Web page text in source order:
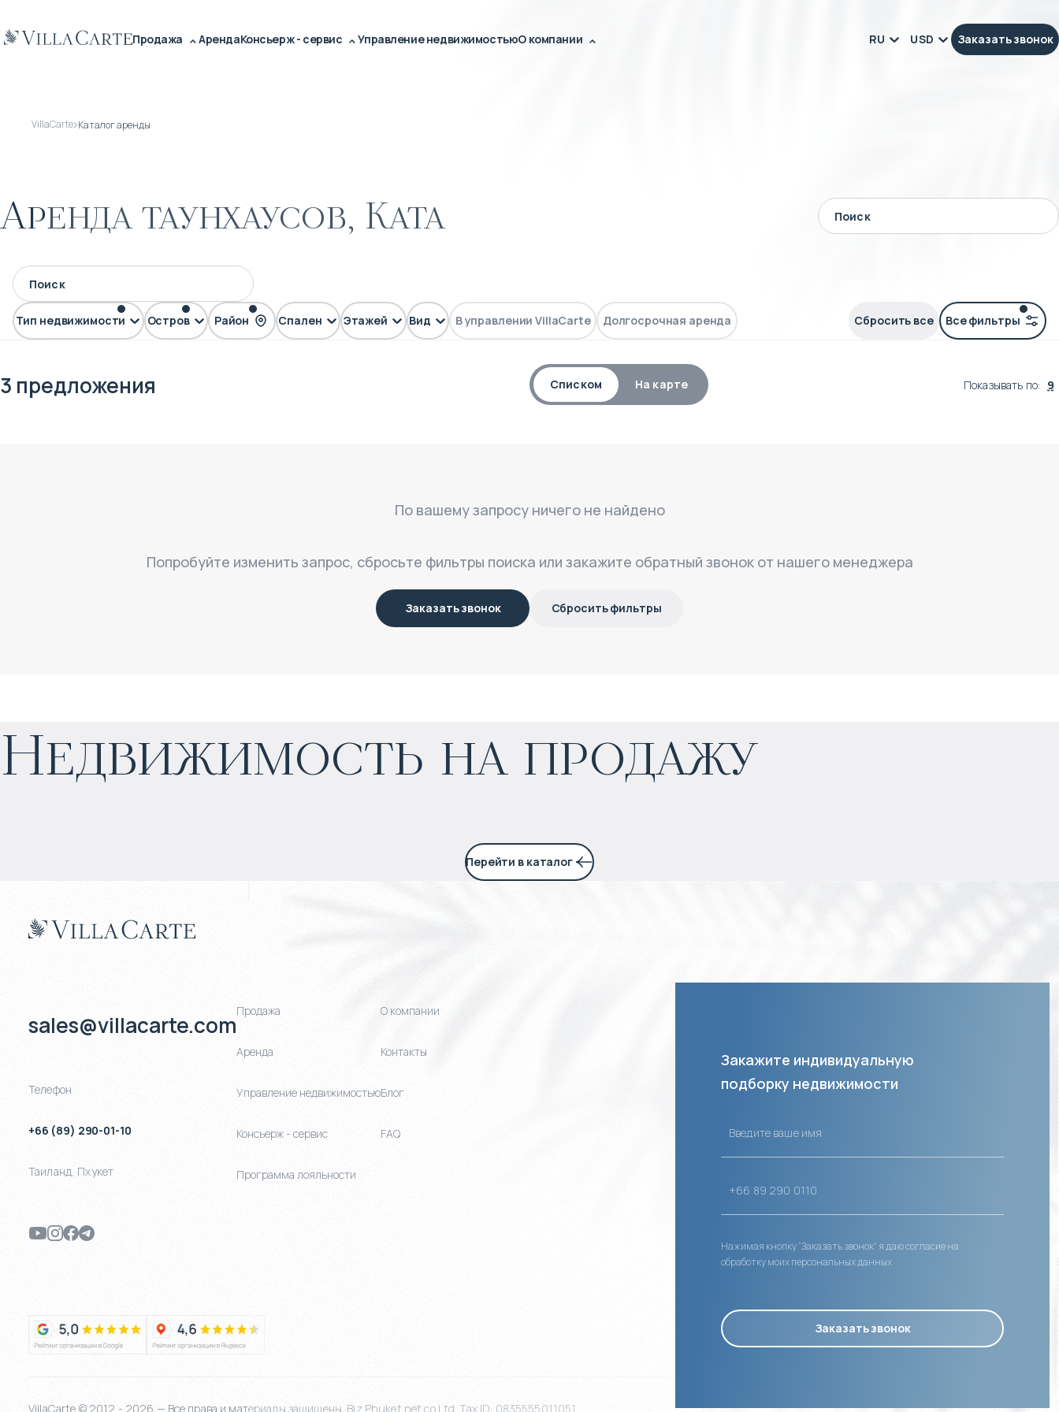
Продажа АрендаКонсьерж - сервис Управление недвижимостьюО компании RU USD Заказать звонок
VillaCarte Каталог аренды
Аренда таунхаусов, Ката
Тип недвижимости Остров Район Спален Этажей Вид В управлении VillaCarte Долгосрочная аренда Сбросить все Все фильтры
Таунхаус Пхукет Ката
3 предложения Списком На карте Показывать по: 9
По вашему запросу ничего не найдено
Попробуйте изменить запрос, сбросьте фильтры поиска или закажите обратный звонок от нашего менеджера
Заказать звонок Сбросить фильтры
Недвижимость на продажу
Прогнозируемый доход
4% годовых 6% годовых 7% годовых
Перейти в каталог
sales@villacarte.com
Телефон
+66 (89) 290-01-10
Таиланд, Пхукет
Продажа
Аренда
Управление недвижимостью
Консьерж - сервис
Программа лояльности
О компании
Контакты
Блог
FAQ
VillaCarte © 2012 - 2026 — Все права и материалы защищены. Biz Phuket.net co Ltd. Tax ID: 0835555011051
Закажите индивидуальную
подборку недвижимости
Нажимая кнопку “Заказать звонок” я даю согласие на
обработку моих персональных данных
Заказать звонок